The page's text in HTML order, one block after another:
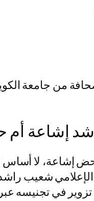
من جامعة
إشاعة أم
لا أساس
شعيب
في تجنيسه